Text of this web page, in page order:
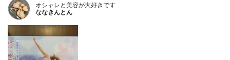
オシャレと美容が大好きです
ななきんとん